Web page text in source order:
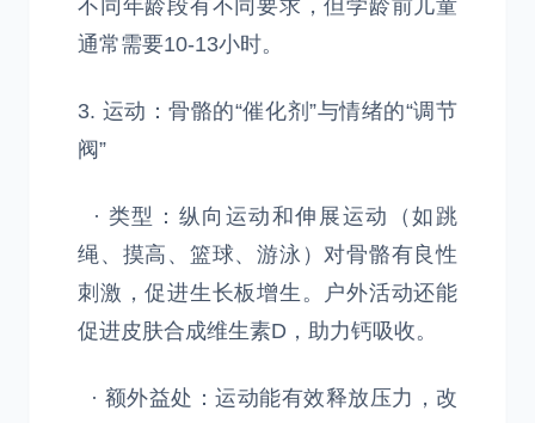
不同年龄段有不同要求，但学龄前儿童
通常需要10-13小时。
3. 运动：骨骼的“催化剂”与情绪的“调节
阀”
· 类型：纵向运动和伸展运动（如跳
绳、摸高、篮球、游泳）对骨骼有良性
刺激，促进生长板增生。户外活动还能
促进皮肤合成维生素D，助力钙吸收。
· 额外益处：运动能有效释放压力，改